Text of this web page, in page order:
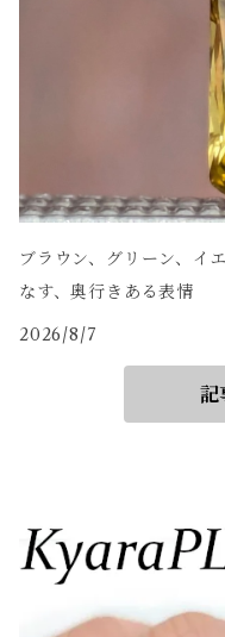
ブラウン、グリーン、
なす、奥行きある表情
2026/8/7
記